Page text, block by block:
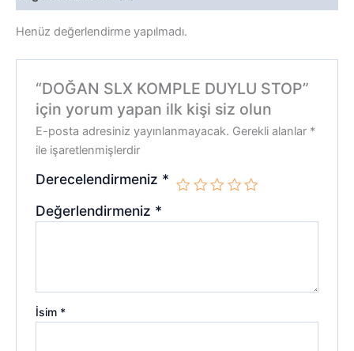
Henüz değerlendirme yapılmadı.
“DOĞAN SLX KOMPLE DUYLU STOP”
için yorum yapan ilk kişi siz olun
E-posta adresiniz yayınlanmayacak. Gerekli alanlar *
ile işaretlenmişlerdir
Derecelendirmeniz *
Değerlendirmeniz *
İsim *